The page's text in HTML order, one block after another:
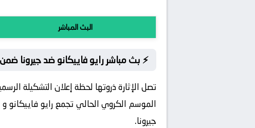
البث المباشر
⚡ بث مباشر رايو فاييكانو ضد جيرونا
تصل الإثارة ذروتها لحظة إعلان التشكيلة
الموسم الكروي الحالي تجمع رايو فاييكانو
جيرونا.